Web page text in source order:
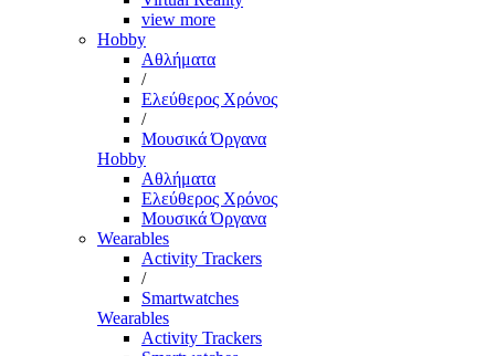
view more
Hobby
Αθλήματα
/
Ελεύθερος Χρόνος
/
Μουσικά Όργανα
Hobby
Αθλήματα
Ελεύθερος Χρόνος
Μουσικά Όργανα
Wearables
Activity Trackers
/
Smartwatches
Wearables
Activity Trackers